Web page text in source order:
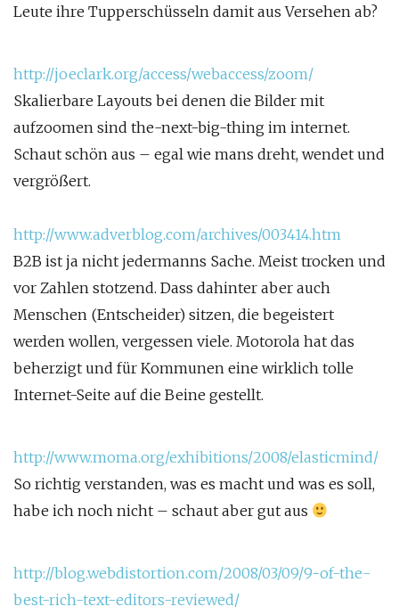
Leute ihre Tupperschüsseln damit aus Versehen ab?
http://joeclark.org/access/webaccess/zoom/
Skalierbare Layouts bei denen die Bilder mit
aufzoomen sind the-next-big-thing im internet.
Schaut schön aus – egal wie mans dreht, wendet und
vergrößert.
http://www.adverblog.com/archives/003414.htm
B2B ist ja nicht jedermanns Sache. Meist trocken und
vor Zahlen stotzend. Dass dahinter aber auch
Menschen (Entscheider) sitzen, die begeistert
werden wollen, vergessen viele. Motorola hat das
beherzigt und für Kommunen eine wirklich tolle
Internet-Seite auf die Beine gestellt.
http://www.moma.org/exhibitions/2008/elasticmind/
So richtig verstanden, was es macht und was es soll,
habe ich noch nicht – schaut aber gut aus
http://blog.webdistortion.com/2008/03/09/9-of-the-
best-rich-text-editors-reviewed/